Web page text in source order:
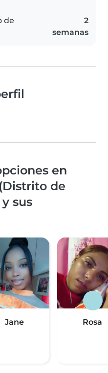
de
2
semanas
en
de
sus
Jane Rosa